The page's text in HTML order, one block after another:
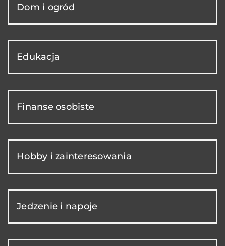
Dom i ogród
Edukacja
Finanse osobiste
Hobby i zainteresowania
Jedzenie i napoje